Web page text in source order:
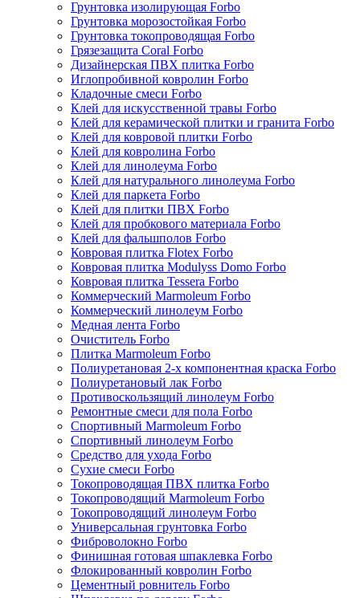
Грунтовка изолирующая Forbo
Грунтовка морозостойкая Forbo
Грунтовка токопроводящая Forbo
Грязезащита Coral Forbo
Дизайнерская ПВХ плитка Forbo
Иглопробивной ковролин Forbo
Кладочные смеси Forbo
Клей для искусственной травы Forbo
Клей для керамической плитки и гранита Forbo
Клей для ковровой плитки Forbo
Клей для ковролина Forbo
Клей для линолеума Forbo
Клей для натурального линолеума Forbo
Клей для паркета Forbo
Клей для плитки ПВХ Forbo
Клей для пробкового материала Forbo
Клей для фальшполов Forbo
Ковровая плитка Flotex Forbo
Ковровая плитка Modulyss Domo Forbo
Ковровая плитка Tessera Forbo
Коммерческий Marmoleum Forbo
Коммерческий линолеум Forbo
Медная лента Forbo
Очиститель Forbo
Плитка Marmoleum Forbo
Полиуретановая 2-х компонентная краска Forbo
Полиуретановый лак Forbo
Противоскользящий линолеум Forbo
Ремонтные смеси для пола Forbo
Спортивный Marmoleum Forbo
Спортивный линолеум Forbo
Средство для ухода Forbo
Сухие смеси Forbo
Токопроводящая ПВХ плитка Forbo
Токопроводящий Marmoleum Forbo
Токопроводящий линолеум Forbo
Универсальная грунтовка Forbo
Фиброволокно Forbo
Финишная готовая шпаклевка Forbo
Флокированный ковролин Forbo
Цементный ровнитель Forbo